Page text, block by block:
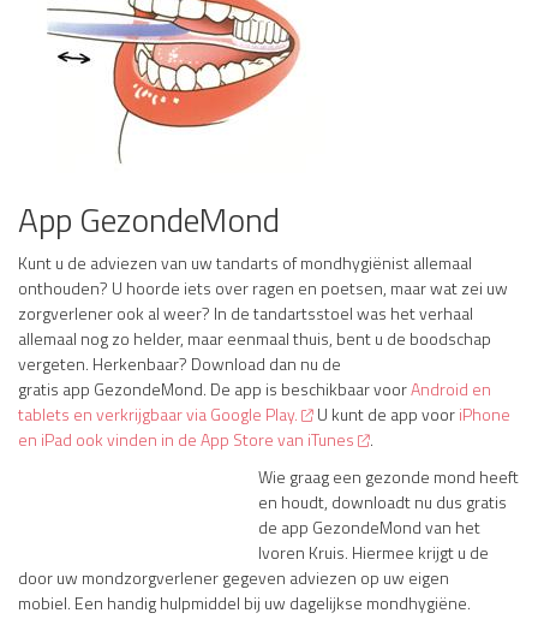
App GezondeMond
Kunt u de adviezen van uw tandarts of mondhygiënist allemaal
onthouden? U hoorde iets over ragen en poetsen, maar wat zei uw
zorgverlener ook al weer? In de tandartsstoel was het verhaal
allemaal nog zo helder, maar eenmaal thuis, bent u de boodschap
vergeten. Herkenbaar? Download dan nu de
gratis app GezondeMond. De app is beschikbaar voorAndroid en
tablets en verkrijgbaar via Google Play.
U kunt de app vooriPhone
en iPad ook vinden in de App Store van iTunes
.
Wie graag een gezonde mond heeft
en houdt, downloadt nu dus gratis
de app GezondeMond van het
Ivoren Kruis. Hiermee krijgt u de
door uw mondzorgverlener gegeven adviezen op uw eigen
mobiel. Een handig hulpmiddel bij uw dagelijkse mondhygiëne.